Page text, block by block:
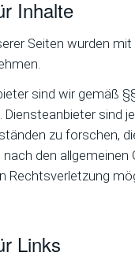
Inhalte
Seiten wurden
sind wir gemäß
Diensteanbieter sind
zu forschen,
den
Rechtsverletzung
Links